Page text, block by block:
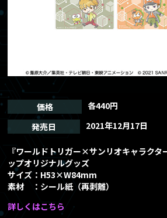
ONAIR 放送情報
MOVIE
GOODS グッズ
EPISODE あらすじ
Blu-ray/DVD
価格
各440円
発売日
2021年12月17日
『ワールドトリガー×サンリオキャラクタ
ップオリジナルグッズ
サイズ：H53×W84mm
素材 ：シール紙（再剥離）
詳しくはこちら